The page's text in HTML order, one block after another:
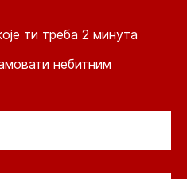
ти треба 2 минута
небитним